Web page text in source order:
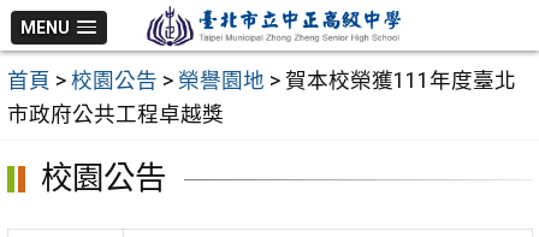
跳
至
主
要
MENU
首頁 > 校園公告 > 榮譽園地 > 賀本校榮獲111年度臺北
市政府公共工程卓越獎
校園公告